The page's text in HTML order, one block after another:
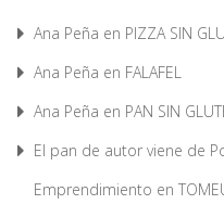
Ana Peña en PIZZA SIN
Ana Peña en FALAFEL
Ana Peña en PAN SIN
El pan de autor viene de
Emprendimiento en